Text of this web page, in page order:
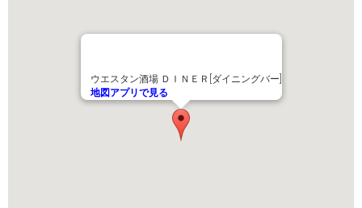
ウエスタン酒場 ＤＩＮＥＲ[ダイニングバー]
地図アプリで見る